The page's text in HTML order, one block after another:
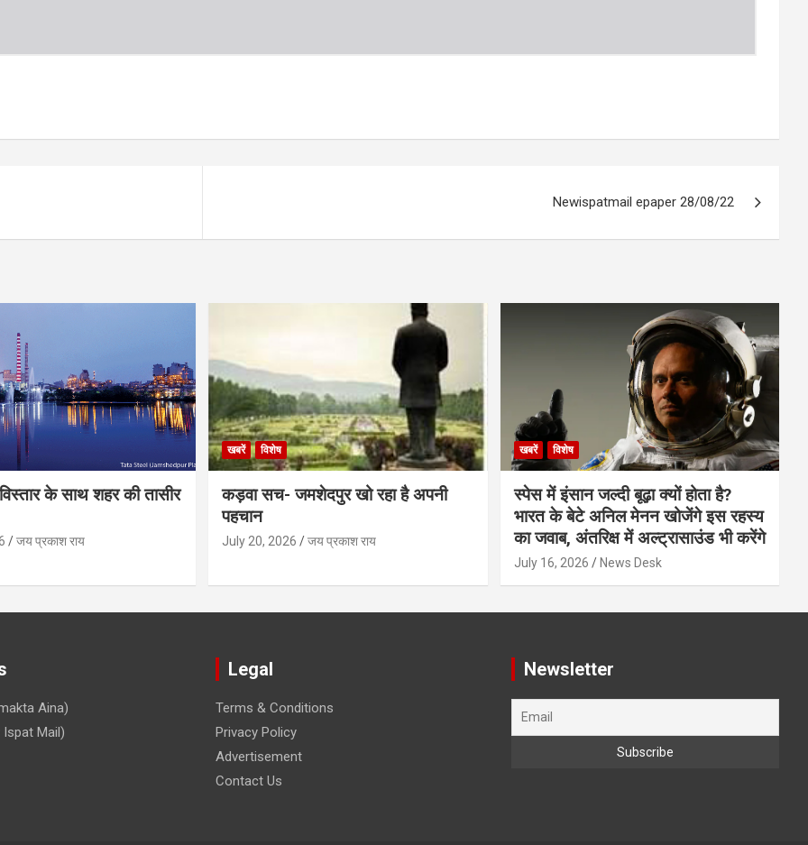
Newispatmail epaper 28/08/22
के साथ शहर की तासीर
जय प्रकाश राय
खबरें विशेष
कड़वा सच- जमशेदपुर खो रहा है अपनी
पहचान
July 20, 2026 जय प्रकाश राय
खबरें विशेष
स्पेस में इंसान जल्दी बूढ़ा क्यों होता है?
भारत के बेटे अनिल मेनन खोजेंगे इस रहस्य
का जवाब, अंतरिक्ष में अल्ट्रासाउंड भी करेंगे
July 16, 2026 News Desk
Aina)
Ispat Mail)
Legal
Terms & Conditions
Privacy Policy
Advertisement
Contact Us
Newsletter